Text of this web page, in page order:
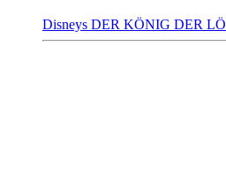
Disneys DER KÖNIG DER